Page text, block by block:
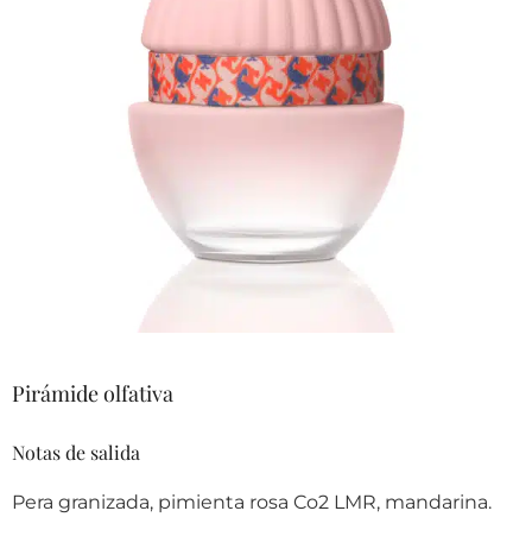
Pirámide olfativa
Notas de salida
Pera granizada, pimienta rosa Co2 LMR, mandarina.